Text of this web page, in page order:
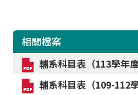
相關檔案
輔系科目表（113學年
輔系科目表（109-112